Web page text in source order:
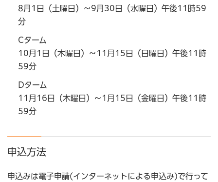
8月1日（土曜日）～9月30日（水曜日）午後11時59
分
Cターム
10月1日（木曜日）～11月15日（日曜日）午後11時
59分
Dターム
11月16日（木曜日）～1月15日（金曜日）午後11時
59分
申込方法
申込みは電子申請(インターネットによる申込み)で行って